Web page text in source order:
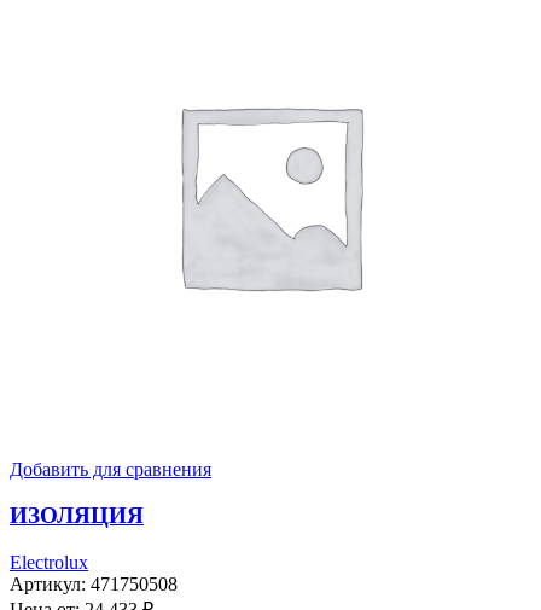
Добавить для сравнения
ИЗОЛЯЦИЯ
Electrolux
Артикул: 471750508